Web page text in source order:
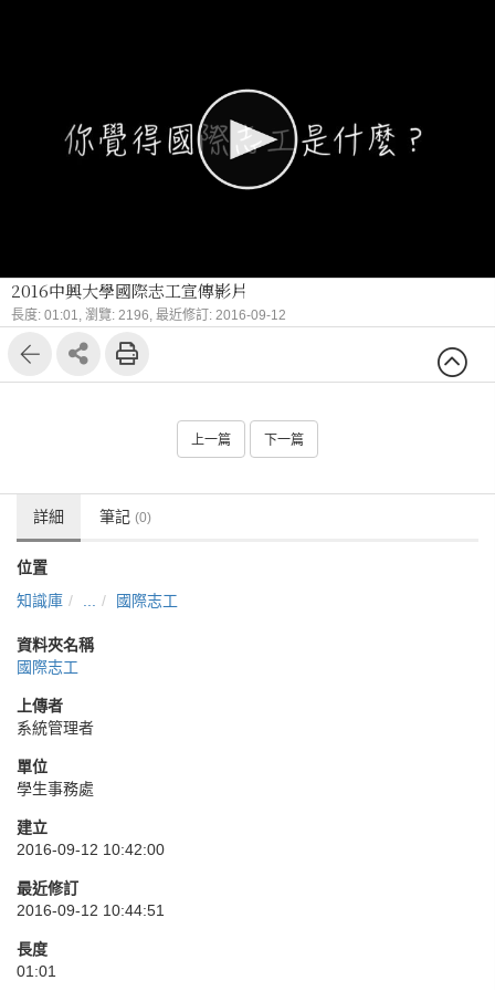
2016中興大學國際志工宣傳影片
長度: 01:01, 瀏覽: 2196, 最近修訂: 2016-09-12
上一篇 下一篇
詳細 筆記 (0)
位置
知識庫
... 國際志工
資料夾名稱
國際志工
上傳者
系統管理者
單位
學生事務處
建立
2016-09-12 10:42:00
最近修訂
2016-09-12 10:44:51
長度
01:01